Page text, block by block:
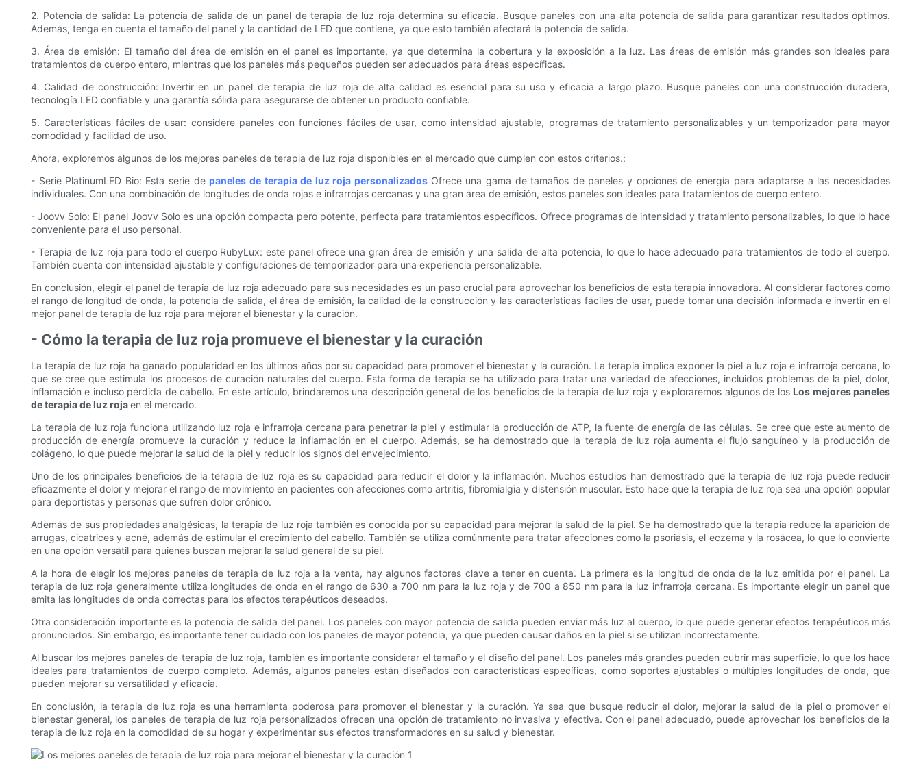
2. Potencia de salida: La potencia de salida de un panel de terapia de luz roja determina su eficacia. Busque paneles con una alta potencia de salida para garantizar resultados óptimos.
Además, tenga en cuenta el tamaño del panel y la cantidad de LED que contiene, ya que esto también afectará la potencia de salida.
3. Área de emisión: El tamaño del área de emisión en el panel es importante, ya que determina la cobertura y la exposición a la luz. Las áreas de emisión más grandes son ideales para
tratamientos de cuerpo entero, mientras que los paneles más pequeños pueden ser adecuados para áreas específicas.
4. Calidad de construcción: Invertir en un panel de terapia de luz roja de alta calidad es esencial para su uso y eficacia a largo plazo. Busque paneles con una construcción duradera,
tecnología LED confiable y una garantía sólida para asegurarse de obtener un producto confiable.
5. Características fáciles de usar: considere paneles con funciones fáciles de usar, como intensidad ajustable, programas de tratamiento personalizables y un temporizador para mayor
comodidad y facilidad de uso.
Ahora, exploremos algunos de los mejores paneles de terapia de luz roja disponibles en el mercado que cumplen con estos criterios.:
- Serie PlatinumLED Bio: Esta serie depaneles de terapia de luz roja personalizados Ofrece una gama de tamaños de paneles y opciones de energía para adaptarse a las necesidades
individuales. Con una combinación de longitudes de onda rojas e infrarrojas cercanas y una gran área de emisión, estos paneles son ideales para tratamientos de cuerpo entero.
- Joovv Solo: El panel Joovv Solo es una opción compacta pero potente, perfecta para tratamientos específicos. Ofrece programas de intensidad y tratamiento personalizables, lo que lo hace
conveniente para el uso personal.
- Terapia de luz roja para todo el cuerpo RubyLux: este panel ofrece una gran área de emisión y una salida de alta potencia, lo que lo hace adecuado para tratamientos de todo el cuerpo.
También cuenta con intensidad ajustable y configuraciones de temporizador para una experiencia personalizable.
En conclusión, elegir el panel de terapia de luz roja adecuado para sus necesidades es un paso crucial para aprovechar los beneficios de esta terapia innovadora. Al considerar factores como
el rango de longitud de onda, la potencia de salida, el área de emisión, la calidad de la construcción y las características fáciles de usar, puede tomar una decisión informada e invertir en el
mejor panel de terapia de luz roja para mejorar el bienestar y la curación.
- Cómo la terapia de luz roja promueve el bienestar y la curación
La terapia de luz roja ha ganado popularidad en los últimos años por su capacidad para promover el bienestar y la curación. La terapia implica exponer la piel a luz roja e infrarroja cercana, lo
que se cree que estimula los procesos de curación naturales del cuerpo. Esta forma de terapia se ha utilizado para tratar una variedad de afecciones, incluidos problemas de la piel, dolor,
inflamación e incluso pérdida de cabello. En este artículo, brindaremos una descripción general de los beneficios de la terapia de luz roja y exploraremos algunos de los Los mejores paneles
de terapia de luz rojaen el mercado.
La terapia de luz roja funciona utilizando luz roja e infrarroja cercana para penetrar la piel y estimular la producción de ATP, la fuente de energía de las células. Se cree que este aumento de
producción de energía promueve la curación y reduce la inflamación en el cuerpo. Además, se ha demostrado que la terapia de luz roja aumenta el flujo sanguíneo y la producción de
colágeno, lo que puede mejorar la salud de la piel y reducir los signos del envejecimiento.
Uno de los principales beneficios de la terapia de luz roja es su capacidad para reducir el dolor y la inflamación. Muchos estudios han demostrado que la terapia de luz roja puede reducir
eficazmente el dolor y mejorar el rango de movimiento en pacientes con afecciones como artritis, fibromialgia y distensión muscular. Esto hace que la terapia de luz roja sea una opción popular
para deportistas y personas que sufren dolor crónico.
Además de sus propiedades analgésicas, la terapia de luz roja también es conocida por su capacidad para mejorar la salud de la piel. Se ha demostrado que la terapia reduce la aparición de
arrugas, cicatrices y acné, además de estimular el crecimiento del cabello. También se utiliza comúnmente para tratar afecciones como la psoriasis, el eczema y la rosácea, lo que lo convierte
en una opción versátil para quienes buscan mejorar la salud general de su piel.
A la hora de elegir los mejores paneles de terapia de luz roja a la venta, hay algunos factores clave a tener en cuenta. La primera es la longitud de onda de la luz emitida por el panel. La
terapia de luz roja generalmente utiliza longitudes de onda en el rango de 630 a 700 nm para la luz roja y de 700 a 850 nm para la luz infrarroja cercana. Es importante elegir un panel que
emita las longitudes de onda correctas para los efectos terapéuticos deseados.
Otra consideración importante es la potencia de salida del panel. Los paneles con mayor potencia de salida pueden enviar más luz al cuerpo, lo que puede generar efectos terapéuticos más
pronunciados. Sin embargo, es importante tener cuidado con los paneles de mayor potencia, ya que pueden causar daños en la piel si se utilizan incorrectamente.
Al buscar los mejores paneles de terapia de luz roja, también es importante considerar el tamaño y el diseño del panel. Los paneles más grandes pueden cubrir más superficie, lo que los hace
ideales para tratamientos de cuerpo completo. Además, algunos paneles están diseñados con características específicas, como soportes ajustables o múltiples longitudes de onda, que
pueden mejorar su versatilidad y eficacia.
En conclusión, la terapia de luz roja es una herramienta poderosa para promover el bienestar y la curación. Ya sea que busque reducir el dolor, mejorar la salud de la piel o promover el
bienestar general, los paneles de terapia de luz roja personalizados ofrecen una opción de tratamiento no invasiva y efectiva. Con el panel adecuado, puede aprovechar los beneficios de la
terapia de luz roja en la comodidad de su hogar y experimentar sus efectos transformadores en su salud y bienestar.